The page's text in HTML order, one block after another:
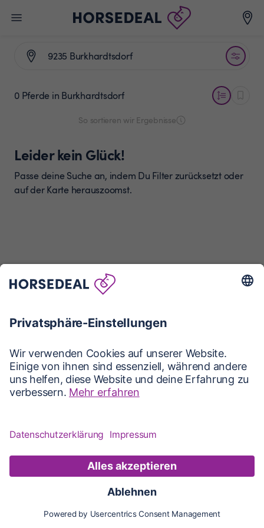
Karte Updates Konto
Karte
0 Pferde in Burkhardtsdorf
So sortieren wir Ergebnisse
Leider kein Glück!
Passe deine Suche an, indem Du Filter zurücksetzt oder
auf der Karte herauszoomst.